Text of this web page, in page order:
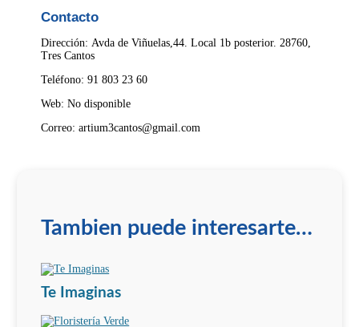
Contacto
Dirección: Avda de Viñuelas,44. Local 1b posterior. 28760,
Tres Cantos
Teléfono: 91 803 23 60
Web: No disponible
Correo: artium3cantos@gmail.com
Tambien puede interesarte…
Te Imaginas